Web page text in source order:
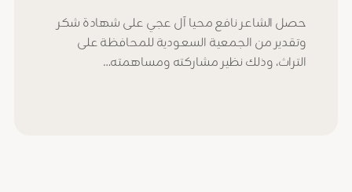
حصل الشاعر نافع محيا آل عجي على شهادة شكر
وتقدير من الجمعية السعودية للمحافظة على
التراث، وذلك نظير مشاركته ومساهمته…